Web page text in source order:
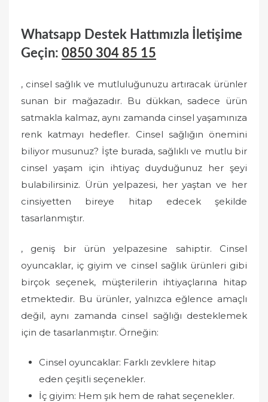
Whatsapp Destek Hattımızla İletişime
Geçin: 0850 304 85 15
, cinsel sağlık ve mutluluğunuzu artıracak ürünler
sunan bir mağazadır. Bu dükkan, sadece ürün
satmakla kalmaz, aynı zamanda cinsel yaşamınıza
renk katmayı hedefler. Cinsel sağlığın önemini
biliyor musunuz? İşte burada, sağlıklı ve mutlu bir
cinsel yaşam için ihtiyaç duyduğunuz her şeyi
bulabilirsiniz. Ürün yelpazesi, her yaştan ve her
cinsiyetten bireye hitap edecek şekilde
tasarlanmıştır.
, geniş bir ürün yelpazesine sahiptir. Cinsel
oyuncaklar, iç giyim ve cinsel sağlık ürünleri gibi
birçok seçenek, müşterilerin ihtiyaçlarına hitap
etmektedir. Bu ürünler, yalnızca eğlence amaçlı
değil, aynı zamanda cinsel sağlığı desteklemek
için de tasarlanmıştır. Örneğin:
Cinsel oyuncaklar: Farklı zevklere hitap
eden çeşitli seçenekler.
İç giyim: Hem şık hem de rahat seçenekler.